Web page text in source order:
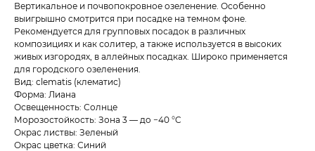
Вертикальное и почвопокровное озеленение. Особенно
выигрышно смотрится при посадке на темном фоне.
Рекомендуется для групповых посадок в различных
композициях и как солитер, а также используется в высоких
живых изгородях, в аллейных посадках. Широко применяется
для городского озеленения.
Вид: clematis​ (клематис​)
Форма: Лиана
Освещенность: Солнце
Морозостойкость: Зона 3 — до −40 °C
Окрас листвы: Зеленый
Окрас цветка: Синий